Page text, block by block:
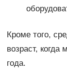
Кроме того,
возраст, когда
года.